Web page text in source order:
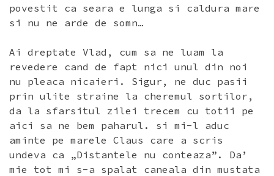
povestit ca seara e lunga si caldura mare
si nu ne arde de somn…
Ai dreptate Vlad, cum sa ne luam la
revedere cand de fapt nici unul din noi
nu pleaca nicaieri. Sigur, ne duc pasii
prin ulite straine la cheremul sortilor,
da la sfarsitul zilei trecem cu totii pe
aici sa ne bem paharul. si mi-l aduc
aminte pe marele Claus care a scris
undeva ca „Distantele nu conteaza”. Da’
mie tot mi s-a spalat caneala din mustata